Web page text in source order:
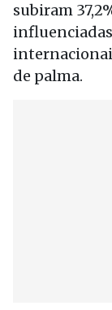
subiram
de palma.